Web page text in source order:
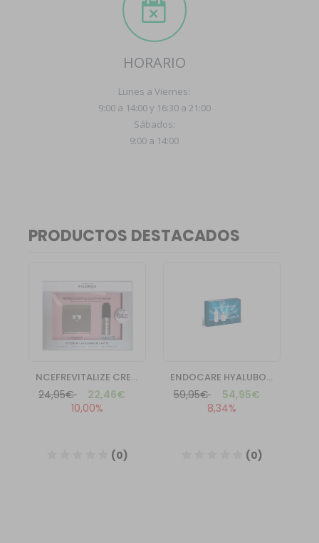
HORARIO
Lunes a Viernes:
9:00 a 14:00 y 16:30 a 21:00
Sábados:
9:00 a 14:00